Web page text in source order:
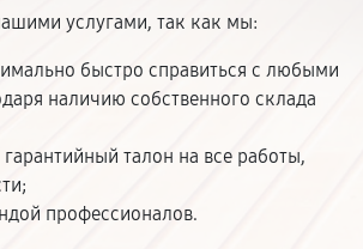
услугами, так как мы:
быстро справиться с любыми
наличию собственного склада
талон на все работы,
профессионалов.